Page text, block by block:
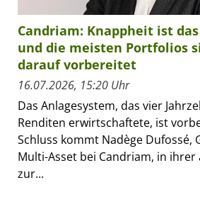
Candriam: Knappheit ist
und die meisten Portfolios
darauf vorbereitet
16.07.2026, 15:20 Uhr
Das Anlagesystem, das vier
Renditen erwirtschaftete, ist
Schluss kommt Nadège Dufossé,
Multi-Asset bei Candriam, in ihrer
zur...